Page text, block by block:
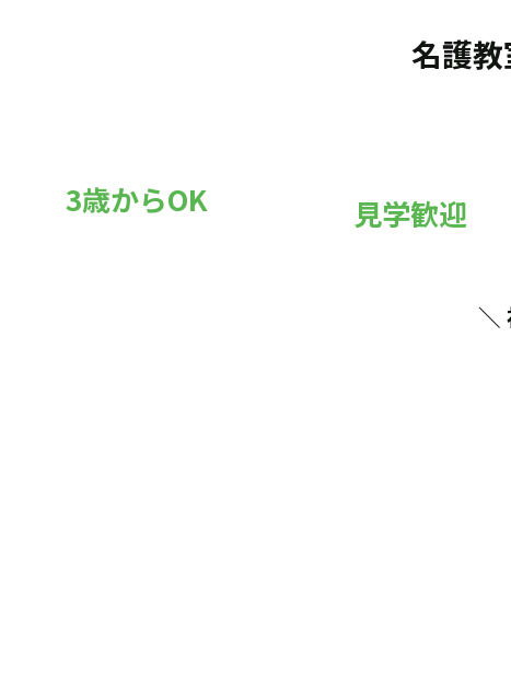
名護教
3歳からOK 見学歓迎
＼